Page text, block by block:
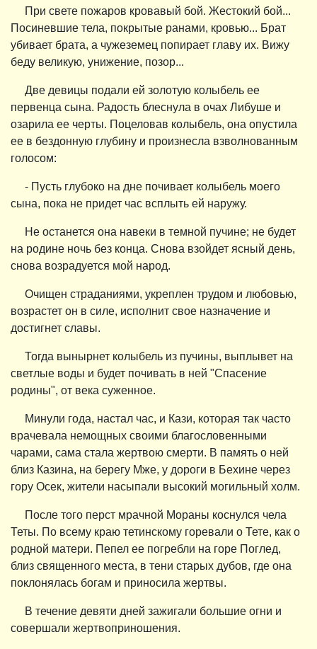
При свете пожаров кровавый бой. Жестокий бой...
Посиневшие тела, покрытые ранами, кровью... Брат
убивает брата, а чужеземец попирает главу их. Вижу
беду великую, унижение, позор...
Две девицы подали ей золотую колыбель ее
первенца сына. Радость блеснула в очах Либуше и
озарила ее черты. Поцеловав колыбель, она опустила
ее в бездонную глубину и произнесла взволнованным
голосом:
- Пусть глубоко на дне почивает колыбель моего
сына, пока не придет час всплыть ей наружу.
Не останется она навеки в темной пучине; не будет
на родине ночь без конца. Снова взойдет ясный день,
снова возрадуется мой народ.
Очищен страданиями, укреплен трудом и любовью,
возрастет он в силе, исполнит свое назначение и
достигнет славы.
Тогда вынырнет колыбель из пучины, выплывет на
светлые воды и будет почивать в ней "Спасение
родины", от века суженное.
Минули года, настал час, и Кази, которая так часто
врачевала немощных своими благословенными
чарами, сама стала жертвою смерти. В память о ней
близ Казина, на берегу Мже, у дороги в Бехине через
гору Осек, жители насыпали высокий могильный холм.
После того перст мрачной Мораны коснулся чела
Теты. По всему краю тетинскому горевали о Тете, как о
родной матери. Пепел ее погребли на горе Поглед,
близ священного места, в тени старых дубов, где она
поклонялась богам и приносила жертвы.
В течение девяти дней зажигали большие огни и
совершали жертвоприношения.